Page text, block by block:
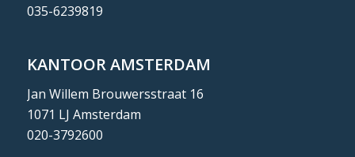
035-6239819
KANTOOR AMSTERDAM
Jan Willem Brouwersstraat 16
1071 LJ Amsterdam
020-3792600